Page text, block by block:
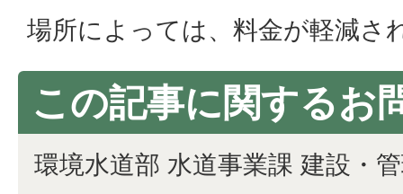
場所によっては、料金が軽減さ
この記事に関するお
環境水道部 水道事業課 建設・